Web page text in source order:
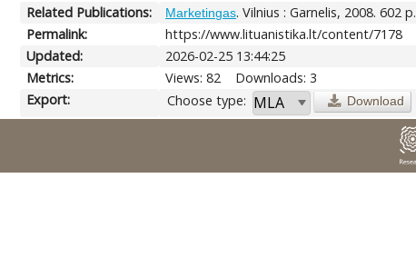
Related Publications: Marketingas. Vilnius : Garnelis, 2008. 602 p.
Permalink:
https://www.lituanistika.lt/content/7178
Updated:
2026-02-25 13:44:25
Metrics:
Views: 82
Downloads: 3
Export:
Choose type: Download